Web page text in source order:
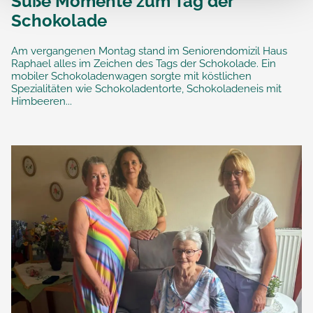
Schokolade
Am vergangenen Montag stand im Seniorendomizil Haus
Raphael alles im Zeichen des Tags der Schokolade. Ein
mobiler Schokoladenwagen sorgte mit köstlichen
Spezialitäten wie Schokoladentorte, Schokoladeneis mit
Himbeeren...